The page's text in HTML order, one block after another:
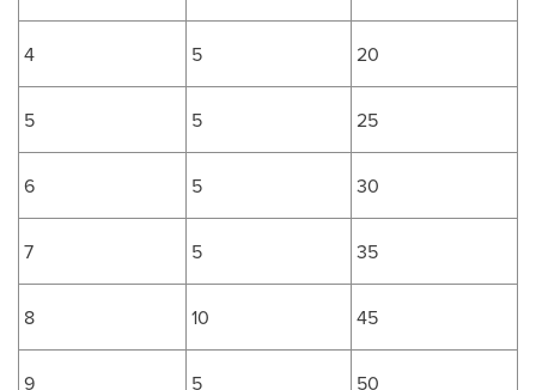
4 5 20
5 5 25
6 5 30
7 5 35
8 10 45
9 5 50